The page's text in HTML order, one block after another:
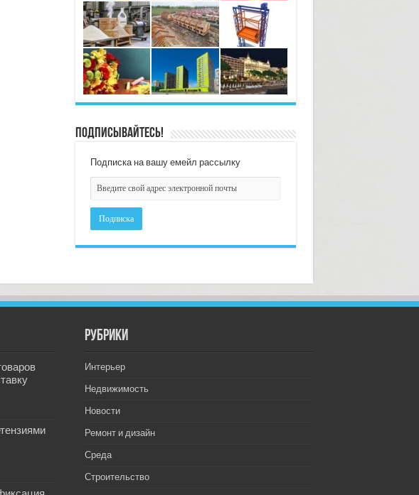
Подписывайтесь!
Подписка на вашу емейл рассылку
РУбрики
Интерьер
Недвижимость
Новости
Ремонт и дизайн
Среда
Строительство